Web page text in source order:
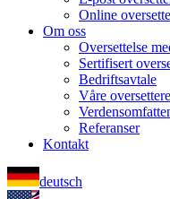
Online
Om oss
Oversettelse
Sertifisert
Bedriftsavtale
Våre oversettere
Referanser
Kontakt
deutsch